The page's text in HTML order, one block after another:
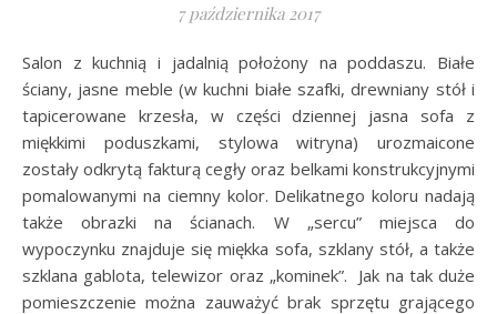
7 października 2017
Salon z kuchnią i jadalnią położony na poddaszu. Białe
ściany, jasne meble (w kuchni białe szafki, drewniany stół i
tapicerowane krzesła, w części dziennej jasna sofa z
miękkimi poduszkami, stylowa witryna) urozmaicone
zostały odkrytą fakturą cegły oraz belkami konstrukcyjnymi
pomalowanymi na ciemny kolor. Delikatnego koloru nadają
także obrazki na ścianach. W „sercu” miejsca do
wypoczynku znajduje się miękka sofa, szklany stół, a także
szklana gablota, telewizor oraz „kominek”. Jak na tak duże
pomieszczenie można zauważyć brak sprzętu grającego